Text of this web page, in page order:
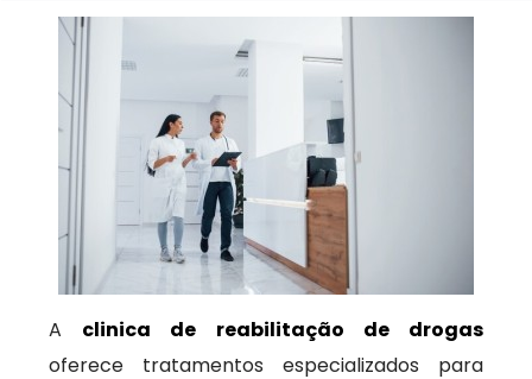
A clinica de reabilitação de drogas
oferece tratamentos especializados para